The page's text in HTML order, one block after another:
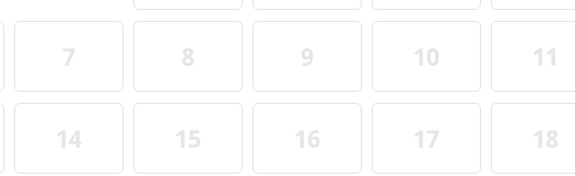
7 8 9 10 11
14 15 16 17 18